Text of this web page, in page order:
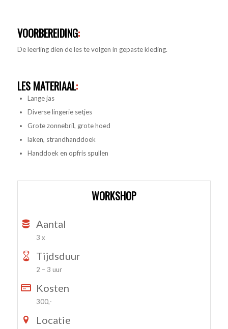
VOORBEREIDING:
De leerling dien de les te volgen in gepaste kleding.
LES MATERIAAL:
Lange jas
Diverse lingerie setjes
Grote zonnebril, grote hoed
laken, strandhanddoek
Handdoek en opfris spullen
WORKSHOP
Aantal
3 x
Tijdsduur
2 – 3 uur
Kosten
300,-
Locatie